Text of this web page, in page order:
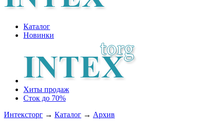
Каталог
Новинки
Хиты продаж
Сток до 70%
Интексторг → Каталог → Архив